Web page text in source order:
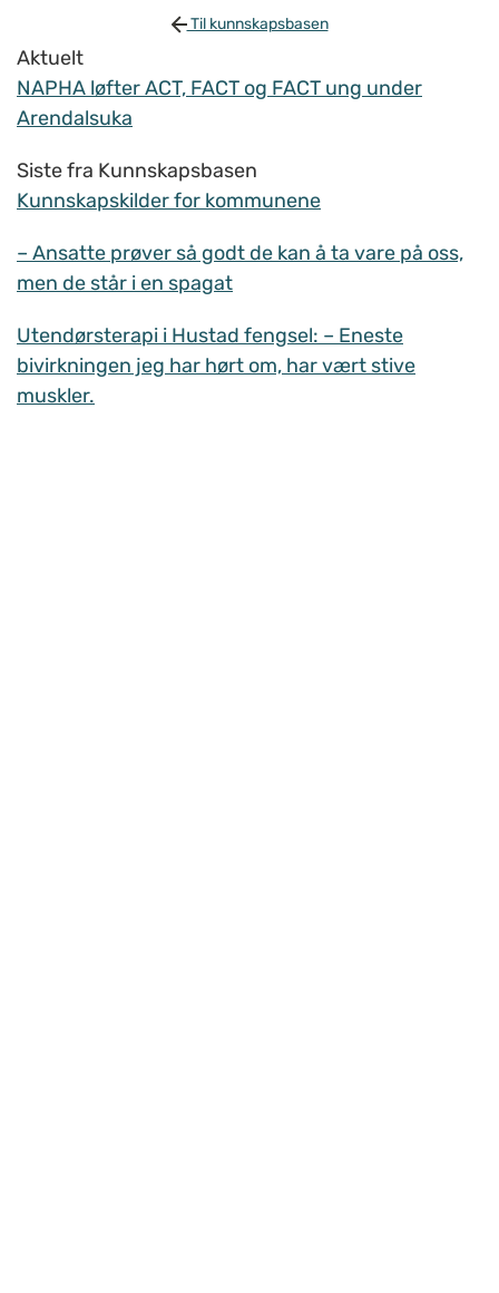
Til kunnskapsbasen
Aktuelt
NAPHA løfter ACT, FACT og FACT ung under
Arendalsuka
Siste fra Kunnskapsbasen
Kunnskapskilder for kommunene
– Ansatte prøver så godt de kan å ta vare på oss,
men de står i en spagat
Utendørsterapi i Hustad fengsel: – Eneste
bivirkningen jeg har hørt om, har vært stive
muskler.